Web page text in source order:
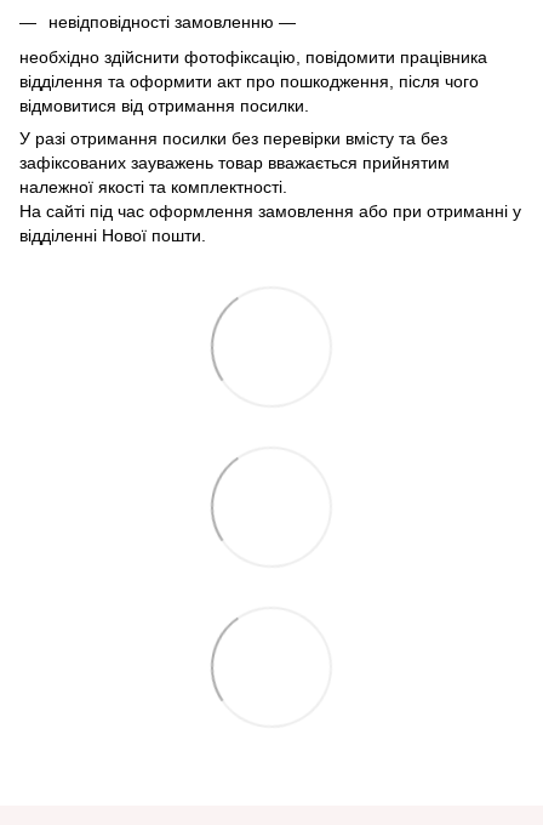
невідповідності замовленню —
необхідно здійснити фотофіксацію, повідомити працівника
відділення та оформити акт про пошкодження, після чого
відмовитися від отримання посилки.
У разі отримання посилки без перевірки вмісту та без
зафіксованих зауважень товар вважається прийнятим
належної якості та комплектності.
На сайті під час оформлення замовлення або при отриманні у
відділенні Нової пошти.